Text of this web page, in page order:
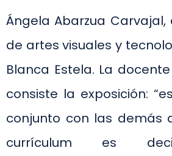
Ángela Abarzua
de artes visuales y
Blanca Estela. La
consiste la exposición:
conjunto con las demás
currículum es